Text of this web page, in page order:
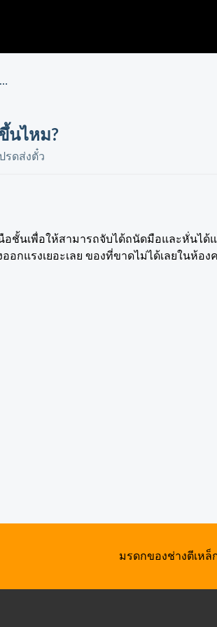
นไหม?
รดส่งตั๋ว
อชั้นเพื่อให้สามารถจับได้ถนัดมือและหั่นได้
กแรงเยอะเลย ของที่ขาดไม่ได้เลยในห้อง
มรดกของช่างตีเห